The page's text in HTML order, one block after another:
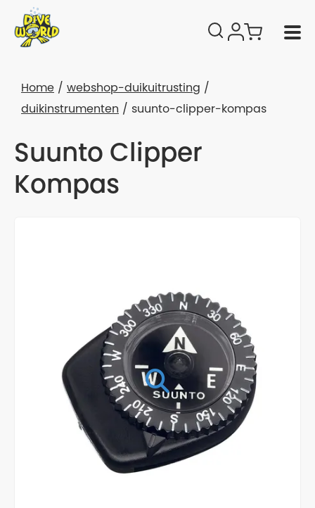
Home
webshop-duikuitrusting
duikinstrumenten
suunto-clipper-kompas
Suunto Clipper
Kompas